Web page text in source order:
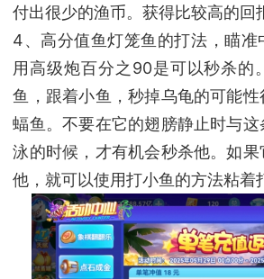
付出很少的渔币。获得比较高的回
4、高分值鱼灯笼鱼的打法，瞄准
用高级炮百分之90是可以秒杀的
鱼，跟着小鱼，秒掉乌龟的可能
蝠鱼。不要在它的翅膀静止时与
泳的时候，才有机会秒杀他。如
他，就可以使用打小鱼的方法粘着